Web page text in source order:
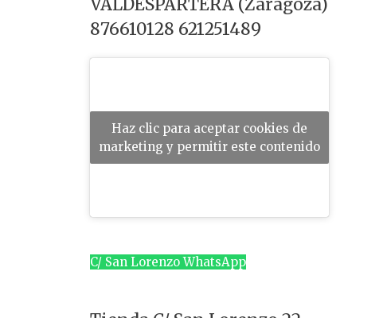
o
r
:
VALDESPARTERA (Zaragoza)
876610128 621251489
Haz clic para aceptar cookies de
marketing y permitir este contenido
C/ San Lorenzo WhatsApp